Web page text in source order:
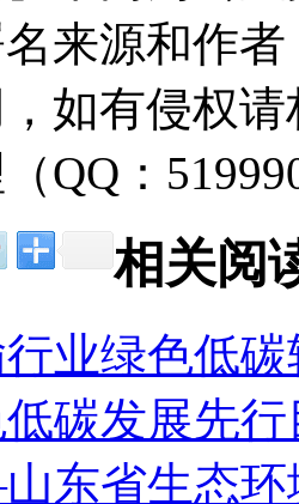
来源和作
如有侵权
QQ：
相关阅
业绿色低
碳发展先
东省生态环